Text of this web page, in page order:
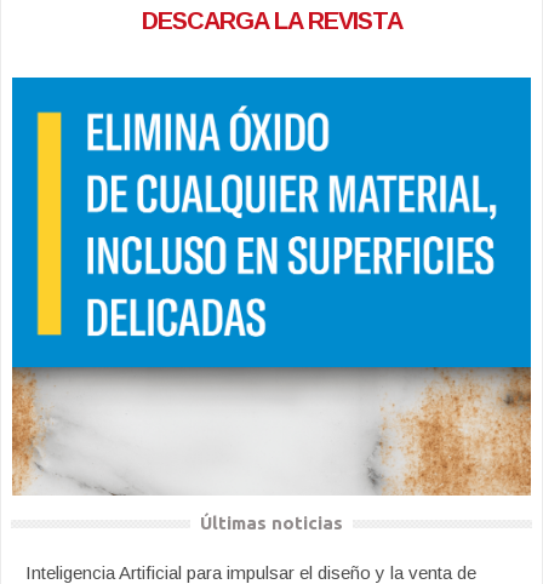
DESCARGA LA REVISTA
Últimas noticias
Inteligencia Artificial para impulsar el diseño y la venta de